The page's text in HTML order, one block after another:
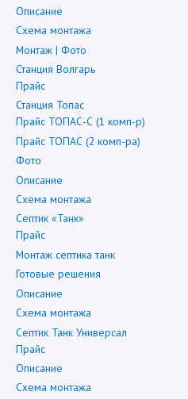
Описание
Схема монтажа
Монтаж | Фото
Станция Волгарь
Прайс
Станция Топас
Прайс ТОПАС-С (1 комп-р)
Прайс ТОПАС (2 комп-ра)
Фото
Описание
Схема монтажа
Септик «Танк»
Прайс
Монтаж септика танк
Готовые решения
Описание
Схема монтажа
Септик Танк Универсал
Прайс
Описание
Схема монтажа